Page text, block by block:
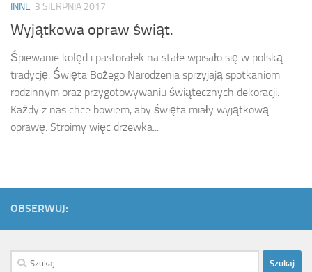
INNE 3 SIERPNIA 2017
Wyjątkowa opraw świąt.
Śpiewanie kolęd i pastorałek na stałe wpisało się w polską
tradycję. Święta Bożego Narodzenia sprzyjają spotkaniom
rodzinnym oraz przygotowywaniu świątecznych dekoracji.
Każdy z nas chce bowiem, aby święta miały wyjątkową
oprawę. Stroimy więc drzewka...
OBSERWUJ:
Szukaj: